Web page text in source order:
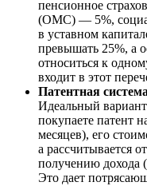
пенсионное
(ОМС) — 5%,
в уставном
превышать 25%, а
относиться к
входит в этот
Патентная
Идеальный
покупаете патент
месяцев), его
а рассчитывается
получению дохода
Это дает